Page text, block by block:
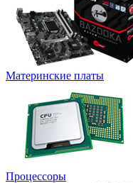
Материнские платы
Процессоры